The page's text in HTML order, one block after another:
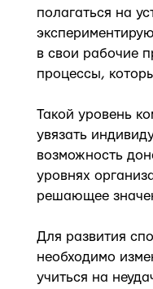
полагаться на
в свои рабочие
процессы,
Такой уровень
увязать
возможность
уровнях
решающее
Для развития
необходимо
учиться на